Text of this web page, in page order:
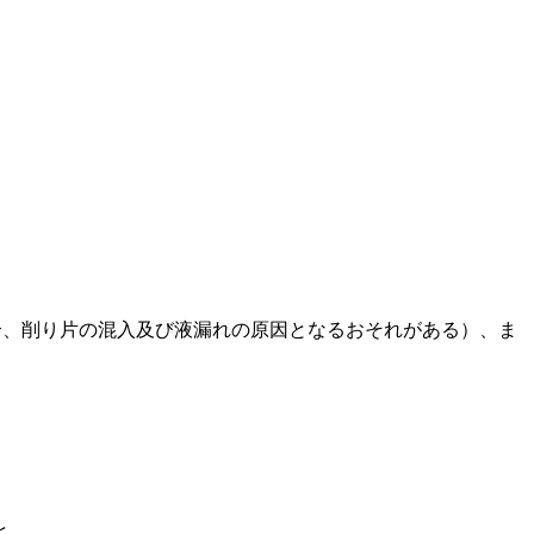
り片の混入及び液漏れの原因となるおそれがある）、ま